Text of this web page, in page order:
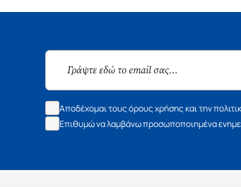
Αποδέχομαι τους όρους χρήσης και την
Επιθυμώ να λαμβάνω προσωποποιημένα